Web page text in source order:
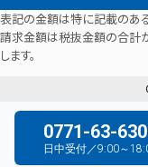
記の金額は特に記載のある
請求金額は税抜金額の合計
します。
0771-63-
日中受付／9:00～